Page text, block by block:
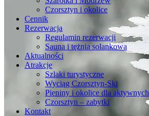
Czorsztyn i okolice
Cennik
Rezerwacja
Regulamin rezerwacji
Sauna i tężnia solankowa
Aktualności
Atrakcje
Szlaki turystyczne
Wyciąg Czorsztyn-Ski
Pieniny i okolice dla aktywnych
Czorsztyn – zabytki
Kontakt